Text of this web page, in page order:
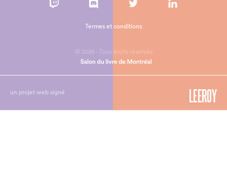
© 2026 - Tous droits réservés
Termes et conditions
un projet web signé